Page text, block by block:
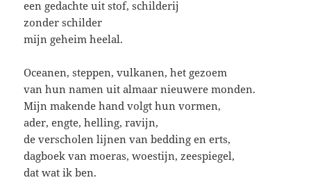
een gedachte uit stof, schilderij
zonder schilder
mijn geheim heelal.
Oceanen, steppen, vulkanen, het gezoem
van hun namen uit almaar nieuwere monden.
Mijn makende hand volgt hun vormen,
ader, engte, helling, ravijn,
de verscholen lijnen van bedding en erts,
dagboek van moeras, woestijn, zeespiegel,
dat wat ik ben.